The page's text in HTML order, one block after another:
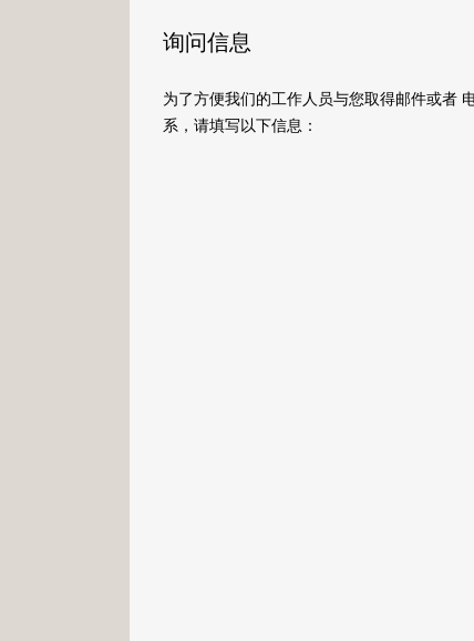
询问信息
为了方便我们的工作人员与您取得邮件或者
系，请填写以下信息：